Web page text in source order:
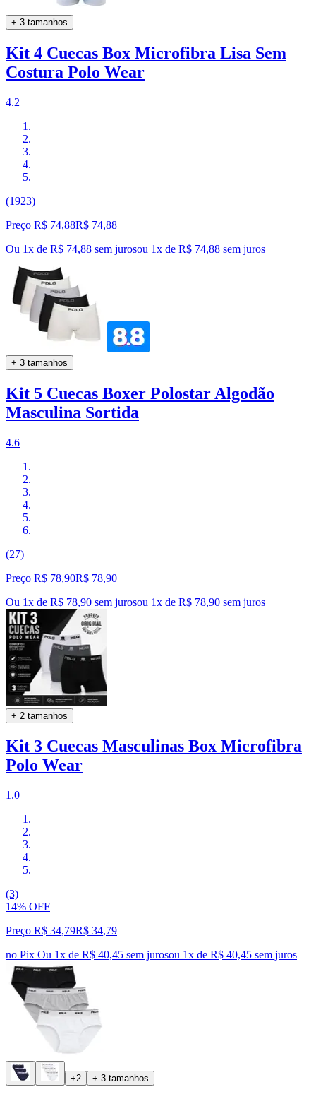
+ 3 tamanhos
Kit 4 Cuecas Box Microfibra Lisa Sem
Costura Polo Wear
4.2
(1923)
Preço R$ 74,88R$ 74,88
Ou 1x de R$ 74,88 sem jurosou 1x de R$ 74,88 sem juros
+ 3 tamanhos
Kit 5 Cuecas Boxer Polostar Algodão
Masculina Sortida
4.6
(27)
Preço R$ 78,90R$ 78,90
Ou 1x de R$ 78,90 sem jurosou 1x de R$ 78,90 sem juros
+ 2 tamanhos
Kit 3 Cuecas Masculinas Box Microfibra
Polo Wear
1.0
(3)
14% OFF
Preço R$ 34,79R$ 34,79
no Pix Ou 1x de R$ 40,45 sem jurosou 1x de R$ 40,45 sem juros
+2 + 3 tamanhos